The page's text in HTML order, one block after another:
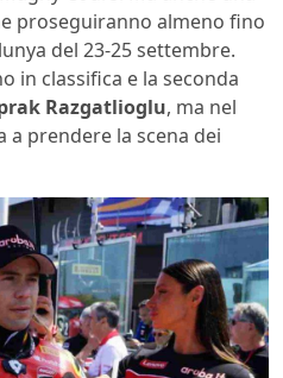
proseguiranno almeno fino
del 23-25 settembre.
in classifica e la seconda
Razgatlioglu, ma nel
a prendere la scena dei